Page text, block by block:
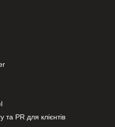
PR для клієнтів